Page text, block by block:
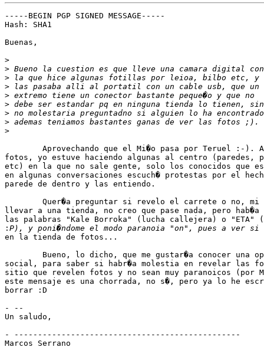
-----BEGIN PGP SIGNED MESSAGE-----
Hash: SHA1
Buenas,
>
>
>
>
>
>
>
>
>
fotos, yo estuve haciendo algunas al centro (paredes,
etc) en la que no sale gente, solo los conocidos que
en algunas conversaciones escuch� protestas por el
parede de dentro y las entiendo.
llevar a una tienda, no creo que pase nada, pero
las palabras "Kale Borroka" (lucha callejera) o "ETA"
:
en la tienda de fotos...
social, para saber si habr�a molestia en revelar las
sitio que revelen fotos y no sean muy paranoicos
este mensaje es una chorrada, no s�, pero ya lo he
borrar :D
- --
Un saludo,
- ------------------------------------------------